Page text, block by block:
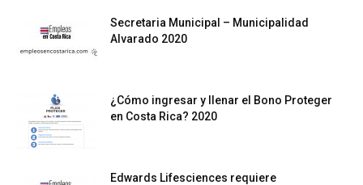
Secretaria Municipal – Municipalidad
Alvarado 2020
¿Cómo ingresar y llenar el Bono Proteger
en Costa Rica? 2020
Edwards Lifesciences requiere